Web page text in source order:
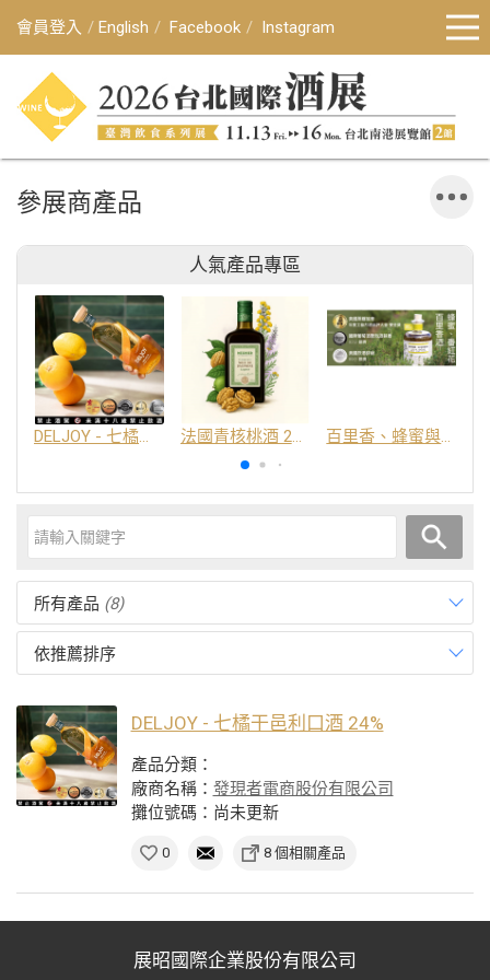
會員登入 English Facebook Instagram
參展商產品
人氣產品專區
DELJOY - 七橘干邑利口酒 24% 法國青核桃酒 25% 百里香、蜂蜜與番紅花酒
所有產品 (8)
依推薦排序
DELJOY - 七橘干邑利口酒 24%
產品分類：
廠商名稱： 發現者電商股份有限公司
攤位號碼：尚未更新
0 8 個相關產品
展昭國際企業股份有限公司